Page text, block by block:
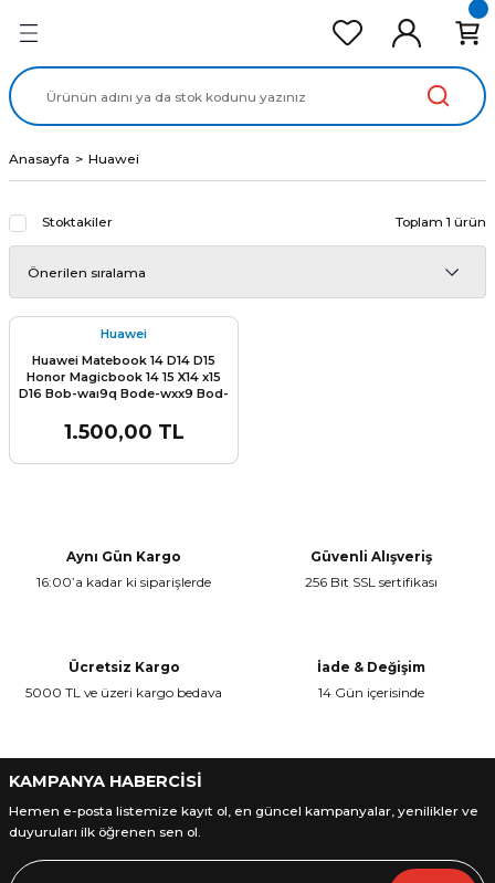
Ekran Panel
Data Kablo
Anasayfa Huawei
Stoktakiler Toplam 1 ürün
Huawei
Huawei Matebook 14 D14 D15
Honor Magicbook 14 15 X14 x15
D16 Bob-waı9q Bode-wxx9 Bod-
Bod-wdh9 Klavye Tuş Takımı
1.500,00 TL
Aynı Gün Kargo
16:00’a kadar ki siparişlerde
Güvenli Alışveriş
256 Bit SSL sertifikası
Ücretsiz Kargo
5000 TL ve üzeri kargo bedava
İade & Değişim
14 Gün içerisinde
KAMPANYA HABERCİSİ
Hemen e-posta listemize kayıt ol, en güncel kampanyalar, yenilikler ve
duyuruları ilk öğrenen sen ol.